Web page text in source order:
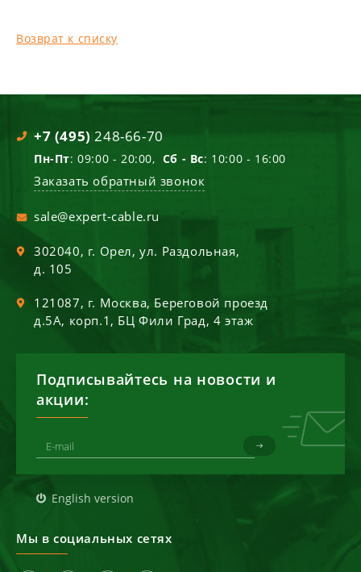
Возврат к списку
+7 (495) 248-66-70
Пн-Пт: 09:00 - 20:00, Сб - Вс: 10:00 - 16:00
Заказать обратный звонок
sale@expert-cable.ru
302040, г. Орел,ул. Раздольная,
д. 105
121087, г. Москва, Береговой проезд
д.5А, корп.1, БЦ Фили Град, 4 этаж
Подписывайтесь на новости и
акции:
English version
Мы в социальных сетях